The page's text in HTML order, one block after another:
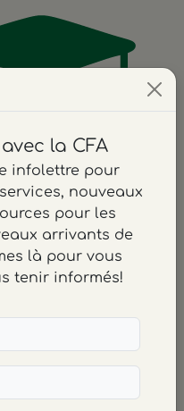
la CFA
infolettre pour
nouveaux
pour les
arrivants de
là pour vous
tenir informés!